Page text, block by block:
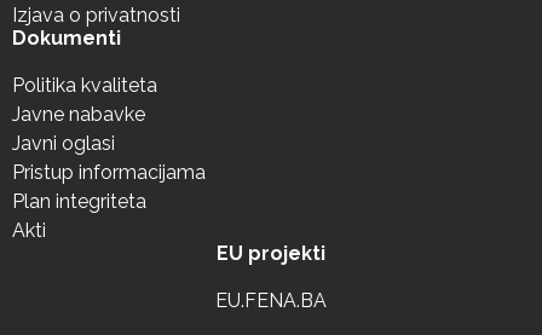
Izjava o privatnosti
Dokumenti
Politika kvaliteta
Javne nabavke
Javni oglasi
Pristup informacijama
Plan integriteta
Akti
EU projekti
EU.FENA.BA